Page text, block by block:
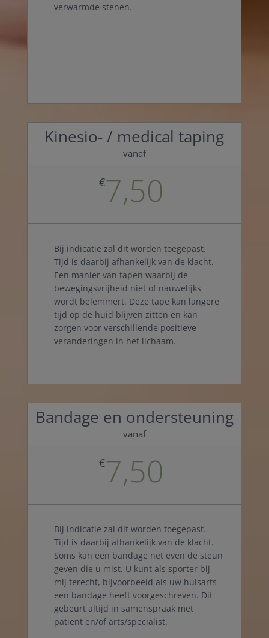
verwarmde stenen.
Kinesio- / medical taping
vanaf
€7,50
Bij indicatie zal dit worden toegepast.
Tijd is daarbij afhankelijk van de klacht.
Een manier van tapen waarbij de
bewegingsvrijheid niet of nauwelijks
wordt belemmert. Deze tape kan langere
tijd op de huid blijven zitten en kan
zorgen voor verschillende positieve
veranderingen in het lichaam.
Bandage en ondersteuning
vanaf
€7,50
Bij indicatie zal dit worden toegepast.
Tijd is daarbij afhankelijk van de klacht.
Soms kan een bandage net even de steun
geven die u mist. U kunt als sporter bij
mij terecht, bijvoorbeeld als uw huisarts
een bandage heeft voorgeschreven. Dit
gebeurt altijd in samenspraak met
patiënt en/of arts/specialist.